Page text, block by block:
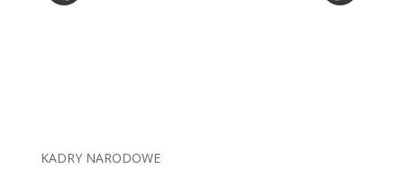
KADRY NARODOWE